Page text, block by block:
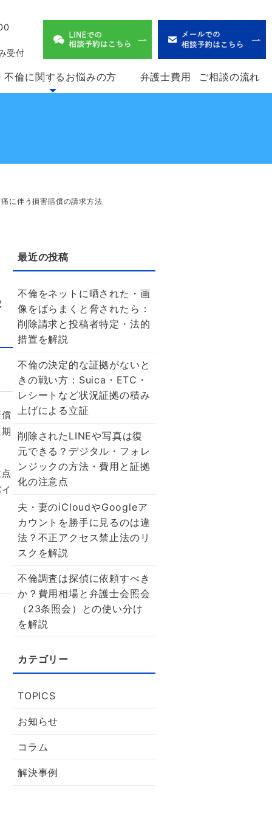
不倫に関するお悩みの方 弁護士費用 ご相談の流れ
受付
に伴う損害賠償の請求方法
不倫をネットに晒された・画
像をばらまくと脅されたら：
削除請求と投稿者特定・法的
措置を解説
不倫の決定的な証拠がないと
きの戦い方：Suica・ETC・
レシートなど状況証拠の積み
上げによる立証
削除されたLINEや写真は復
元できる？デジタル・フォレ
ンジックの方法・費用と証拠
化の注意点
夫・妻のiCloudやGoogleア
カウントを勝手に見るのは違
法？不正アクセス禁止法のリ
スクを解説
不倫調査は探偵に依頼すべき
か？費用相場と弁護士会照会
（23条照会）との使い分け
を解説
TOPICS
お知らせ
コラム
解決事例